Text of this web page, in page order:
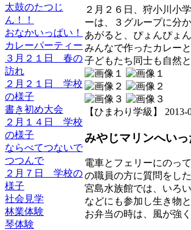
太鼓のたつじ
ん！！
おなかいっぱい！
カレーパーティー
３月２１日 春の
訪れ
２月２１日 学校
の様子
書き初め大会
２月１４日 学校
の様子
ならべてつないで
つつんで
２月７日 学校の
様子
社会見学
林業体験
琴体験
２月２６日、狩小川小
ーは、３グループに分
あがると、ぴょんぴょ
みんなで作ったカレー
子どもたち同士も自然
【ひまわり学級】 2013-
みやじマリンへいっ
電車とフェリーにのっ
の職員の方に質問をし
宮島水族館では、いろ
などにも参加し生き物
お弁当の時は、風が強